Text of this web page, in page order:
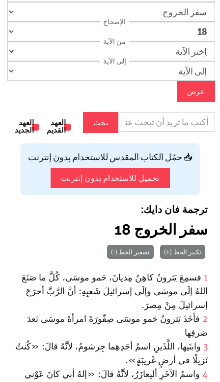
الإصحاح
من الآية
إلى الآية
عرض
بحث
العهد
القديم
العهد
الجديد
📥 حمّل الكتاب المقدس للاستخدام بدون إنترنت
تحميل للاستخدام بدون إنترنت
ترجمة فان دايك:
سفر الخروج 18
تكبير الخط (+) تصغير الخط (-)
1 فسمِعَ يَثرونُ كاهِنُ مِديانَ، حَمو موسَى، كُلَّ ما صَنَعَ
اللهُ إلَى موسَى وإلَى إسرائيلَ شَعبِهِ: أنَّ الرَّبَّ أخرَجَ
إسرائيلَ مِنْ مِصرَ.
2 فأخَذَ يَثرونُ حَمو موسَى صِفّورَةَ امرأةَ موسَى بَعدَ
صَرفِها
3 وابنَيها، اللَّذَينِ اسمُ أحَدِهِما جِرشومُ، لأنَّهُ قالَ: «كُنتُ
نَزيلًا في أرضٍ غَريبَةٍ».
4 واسمُ الآخَرِ أليعازَرُ، لأنَّهُ قالَ: «إلهُ أبي كانَ عَوْني